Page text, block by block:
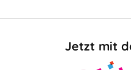
Jetzt mit